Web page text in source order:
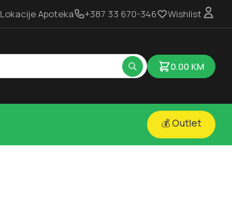
Lokacije Apoteka +387 33 670-346 Wishlist
0.00 KM
💰 Outlet